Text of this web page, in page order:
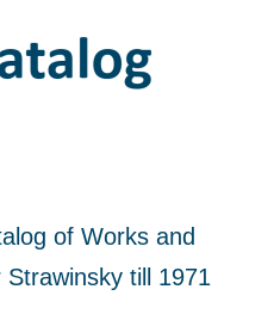
of Works and
till 1971